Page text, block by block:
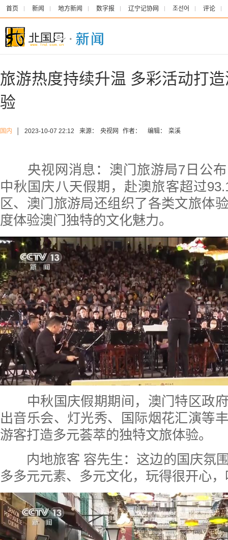
首页 新闻 地方新闻 数字报 辽宁记协网 조선어 评论
旅游热度持续升温 多彩活动打
验
国内 2023-10-07 22:12 来源： 央视网 作者： 编辑： 栾溪
央视网消息：澳门旅游局7日公布
中秋国庆八天假期，赴澳旅客超过
区、澳门旅游局还组织了各类文旅体
度体验澳门独特的文化魅力。
中秋国庆假期期间，澳门特区政府
出音乐会、灯光秀、国际烟花汇演等
游客打造多元荟萃的独特文旅体验。
内地旅客 容先生：这边的国庆氛
多多元元素、多元文化，玩得很开心